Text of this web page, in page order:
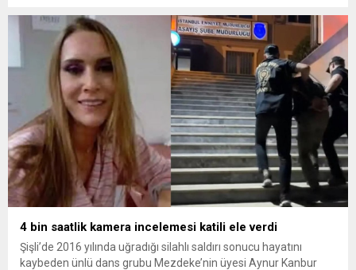
bulunan Dorukhan Büyükışık’a ilişkin yeniden açılan
soruşturmada tutuklamalar genişliyor. Son olarak dönemin...
4 bin saatlik kamera incelemesi katili ele verdi
Şişli’de 2016 yılında uğradığı silahlı saldırı sonucu hayatını
kaybeden ünlü dans grubu Mezdeke’nin üyesi Aynur Kanbur